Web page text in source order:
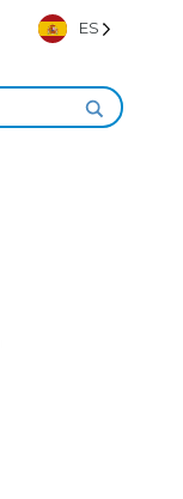
ES